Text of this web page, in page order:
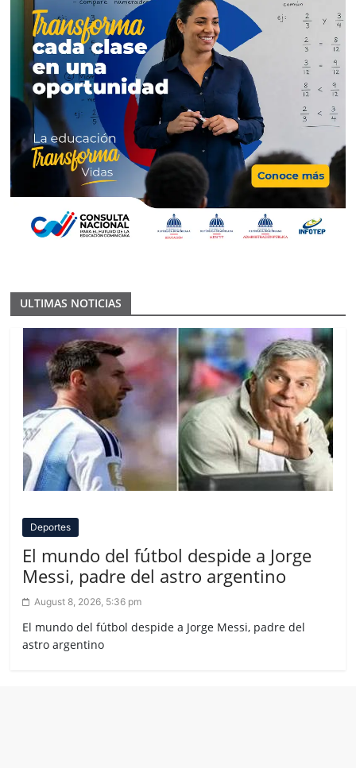
ULTIMAS NOTICIAS
Deportes
El mundo del fútbol despide a Jorge
Messi, padre del astro argentino
August 8, 2026, 5:36 pm
El mundo del fútbol despide a Jorge Messi, padre del
astro argentino